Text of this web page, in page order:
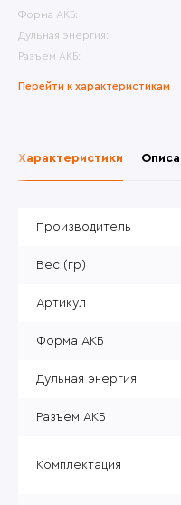
Форма АКБ:
Дульная энергия:
Разъем АКБ:
Перейти к характеристикам
Характеристики
Производитель
Вес (гр)
Артикул
Форма АКБ
Дульная энергия
Разъем АКБ
Комплектация